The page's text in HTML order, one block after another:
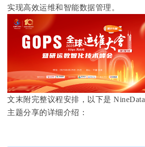
实现高效运维和智能数据管理。
文末附完整议程安排，以下是 NineData
主题分享的详细介绍：